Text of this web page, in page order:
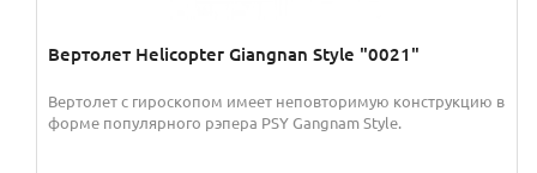
Вертолет Helicopter Giangnan Style "0021"
Вертолет с гироскопом имеет неповторимую конструкцию в
форме популярного рэпера PSY Gangnam Style.